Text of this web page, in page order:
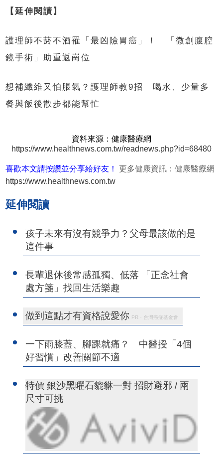
【延伸閱讀】
護理師不菸不酒罹「最凶險胃癌」！ 「微創腹腔
鏡手術」助重返崗位
想補纖維又怕脹氣？護理師教9招 喝水、少量多
餐與飯後散步都能幫忙
資料來源：健康醫療網
https://www.healthnews.com.tw/readnews.php?id=68480
喜歡本文請按讚並分享給好友！
更多健康資訊：健康醫療網
https://www.healthnews.com.tw
延伸閱讀
孩子未來有沒有競爭力？父母最該做的是
這件事
長輩退休後常感孤獨、低落 「正念社會
處方箋」找回生活樂趣
做到這點才有資格說愛你 PR・台灣癌症基金會
一下雨膝蓋、腳踝就痛？ 中醫授「4個
好習慣」改善關節不適
特價 銀沙黑曜石貔貅一對 招財避邪 / 兩
尺寸可挑